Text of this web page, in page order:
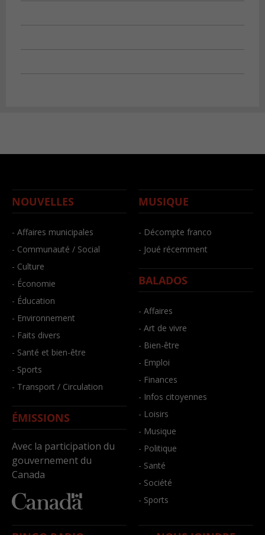
NOUVELLES
- Affaires municipales
- Communauté / Social
- Culture
- Économie
- Éducation
- Environnement
- Faits divers
- Santé et bien-être
- Sports
- Transport / Circulation
ÉMISSIONS
Avec la participation du
gouvernement du
Canada
MUSIQUE
- Décompte franco
- Joué récemment
BALADOS
- Affaires
- Art de vivre
- Bien-être
- Emploi
- Finances
- Infos citoyennes
- Loisirs
- Musique
- Politique
- Santé
- Société
- Sports